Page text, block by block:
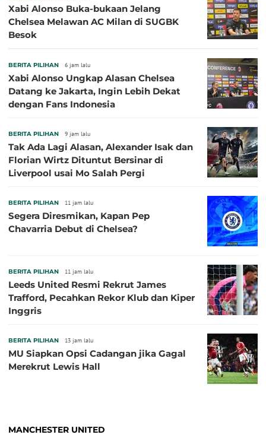
Xabi Alonso Buka-bukaan Jelang
Chelsea Melawan AC Milan di SUGBK
Besok
BERITA PILIHAN 6 jam lalu
Xabi Alonso Ungkap Alasan Chelsea
Datang ke Jakarta, Ingin Lebih Dekat
dengan Fans Indonesia
BERITA PILIHAN 9 jam lalu
Tak Ada Lagi Alasan, Alexander Isak dan
Florian Wirtz Dituntut Bersinar di
Liverpool usai Mo Salah Pergi
BERITA PILIHAN 11 jam lalu
Segera Diresmikan, Kapan Pep
Chavarria Debut di Chelsea?
BERITA PILIHAN 11 jam lalu
Leeds United Resmi Rekrut James
Trafford, Pecahkan Rekor Klub dan Kiper
Inggris
BERITA PILIHAN 13 jam lalu
MU Siapkan Opsi Cadangan jika Gagal
Merekrut Lewis Hall
MANCHESTER UNITED